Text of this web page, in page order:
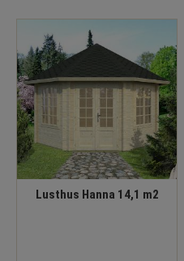
Lusthus Hanna 14,1 m2